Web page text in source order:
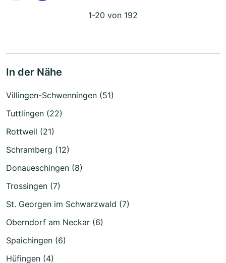
1-20 von 192
In der Nähe
Villingen-Schwenningen (51)
Tuttlingen (22)
Rottweil (21)
Schramberg (12)
Donaueschingen (8)
Trossingen (7)
St. Georgen im Schwarzwald (7)
Oberndorf am Neckar (6)
Spaichingen (6)
Hüfingen (4)